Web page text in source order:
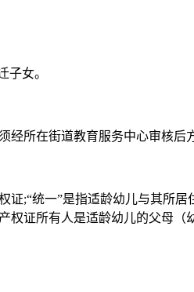
女。
所在街道教育服务中心审核后
;“统一”是指适龄幼儿与其所居
证所有人是适龄幼儿的父母（